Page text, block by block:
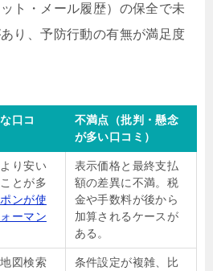
ト・メール履歴）の保全で未
り、予防行動の有無が満足度
口コ
不満点（批判・懸念
が多い口コミ）
り安い
とが多
ンが使
ーマン
表示価格と最終支払
額の差異に不満。税
金や手数料が後から
加算されるケースが
ある。
図検索
条件設定が複雑、比